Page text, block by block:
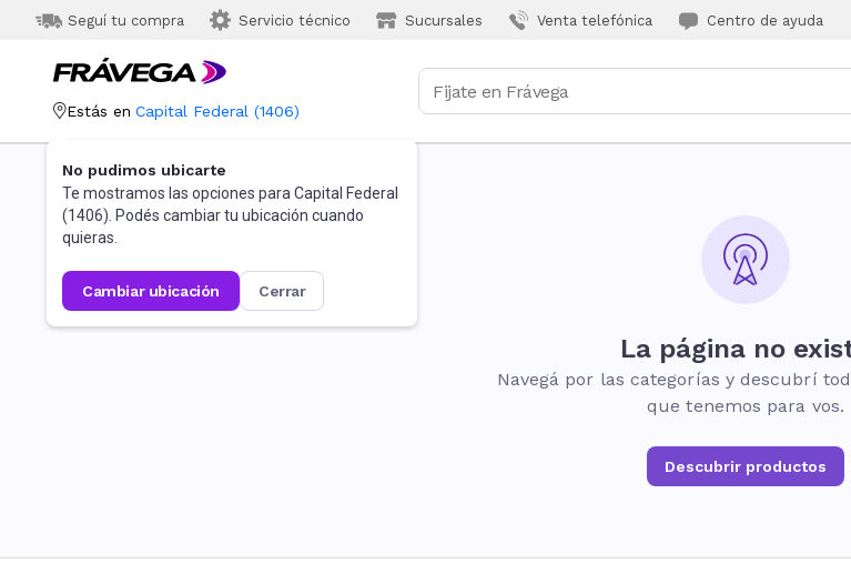
Seguí tu compra Servicio técnico Sucursales Venta telefónica Centro de ayuda
Estás en Capital Federal (1406)
No pudimos ubicarte
Te mostramos las opciones para Capital Federal
(1406). Podés cambiar tu ubicación cuando
quieras.
cambiar ubicación cerrar
La página no
Navegá por las categorías y descubrí
que tenemos para vos.
Descubrir productos